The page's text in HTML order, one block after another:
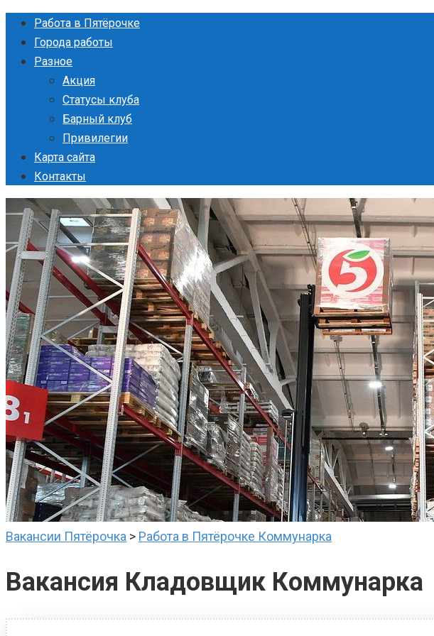
Перейти
контенту
Работа в Пятёрочке
Города работы
Разное
Акция
Статусы клуба
Барный клуб
Привилегии
Карта сайта
Контакты
Вакансии Пятёрочка > Работа в Пятёрочке Коммунарка
Вакансия Кладовщик Коммунарка